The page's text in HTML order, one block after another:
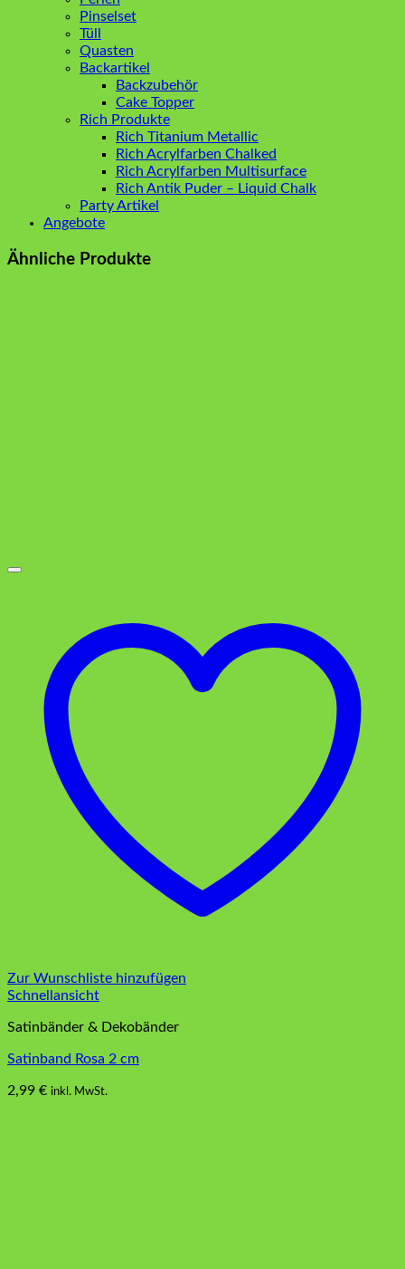
Pinselset
Tüll
Quasten
Backartikel
Backzubehör
Cake Topper
Rich Produkte
Rich Titanium Metallic
Rich Acrylfarben Chalked
Rich Acrylfarben Multisurface
Rich Antik Puder – Liquid Chalk
Party Artikel
Angebote
Ähnliche Produkte
Zur Wunschliste hinzufügen
Schnellansicht
Satinbänder & Dekobänder
Satinband Rosa 2 cm
2,99 € inkl. MwSt.